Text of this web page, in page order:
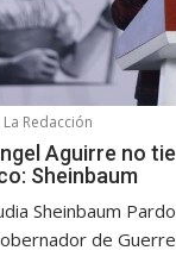
La Redacción
Aguirre no
Sheinbaum
Sheinbaum
de